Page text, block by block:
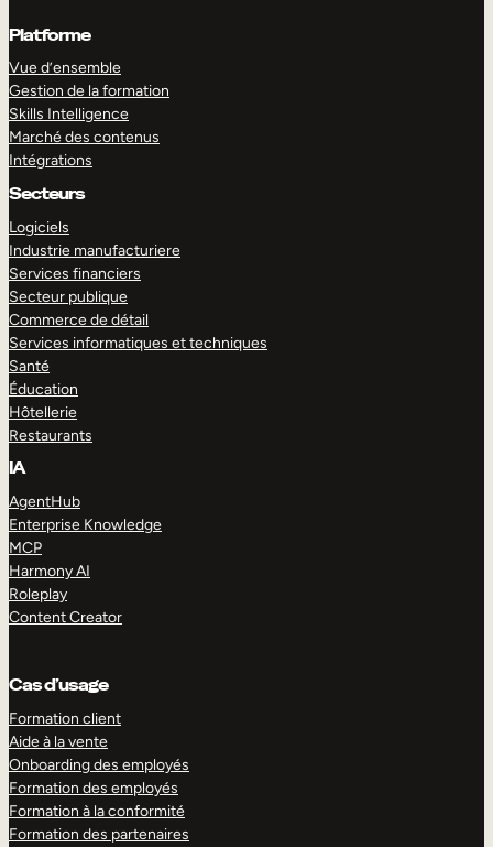
Platforme
Vue d’ensemble
Gestion de la formation
Skills Intelligence
Marché des contenus
Intégrations
Secteurs
Logiciels
Industrie manufacturiere
Services financiers
Secteur publique
Commerce de détail
Services informatiques et techniques
Santé
Éducation
Hôtellerie
Restaurants
IA
AgentHub
Enterprise Knowledge
MCP
Harmony AI
Roleplay
Content Creator
Cas d’usage
Formation client
Aide à la vente
Onboarding des employés
Formation des employés
Formation à la conformité
Formation des partenaires